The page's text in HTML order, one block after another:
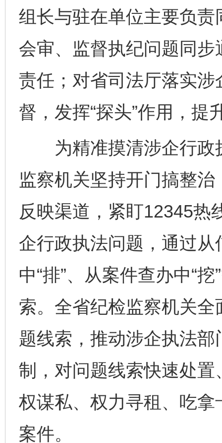
组长与驻在单位主要负
会审、监督执纪问题同
责任；对省司法厅落实
督，发挥“探头”作用，提
为精准摸清涉企行政
监察机关坚持开门搞整
反映渠道，紧盯12345热
企行政执法问题，通过从
中“排”、从案件查办中“
索。全省纪检监察机关
题线索，推动涉企执法
制，对问题线索快速处
权谋私、权力寻租、吃
案件。